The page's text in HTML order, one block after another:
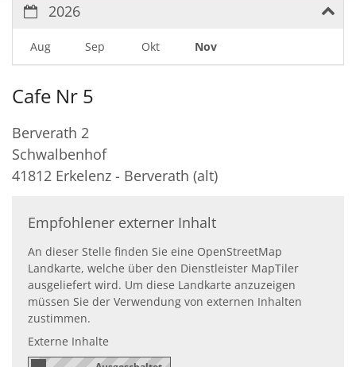
2026
Aug Sep Okt Nov
Cafe Nr 5
Berverath 2
Schwalbenhof
41812 Erkelenz - Berverath (alt)
Empfohlener externer Inhalt
An dieser Stelle finden Sie eine OpenStreetMap
Landkarte, welche über den Dienstleister MapTiler
ausgeliefert wird. Um diese Landkarte anzuzeigen
müssen Sie der Verwendung von externen Inhalten
zustimmen.
Externe Inhalte